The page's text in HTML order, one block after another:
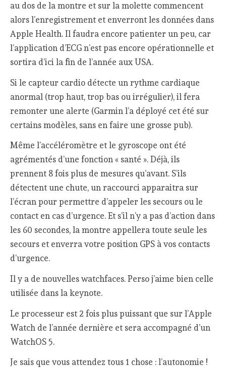
au dos de la montre et sur la molette commencent
alors l’enregistrement et enverront les données dans
Apple Health. Il faudra encore patienter un peu, car
l’application d’ECG n’est pas encore opérationnelle et
sortira d’ici la fin de l’année aux USA.
Si le capteur cardio détecte un rythme cardiaque
anormal (trop haut, trop bas ou irrégulier), il fera
remonter une alerte (Garmin l’a déployé cet été sur
certains modèles, sans en faire une grosse pub).
Même l’accéléromètre et le gyroscope ont été
agrémentés d’une fonction « santé ». Déjà, ils
prennent 8 fois plus de mesures qu’avant. S’ils
détectent une chute, un raccourci apparaitra sur
l’écran pour permettre d’appeler les secours ou le
contact en cas d’urgence. Et s’il n’y a pas d’action dans
les 60 secondes, la montre appellera toute seule les
secours et enverra votre position GPS à vos contacts
d’urgence.
Il y a de nouvelles watchfaces. Perso j’aime bien celle
utilisée dans la keynote.
Le processeur est 2 fois plus puissant que sur l’Apple
Watch de l’année dernière et sera accompagné d’un
WatchOS 5.
Je sais que vous attendez tous 1 chose : l’autonomie !